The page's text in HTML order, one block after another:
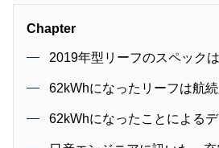
Chapter
2019年型リーフのスペック
62kWhになったリーフは航
62kWhになったことによるデ